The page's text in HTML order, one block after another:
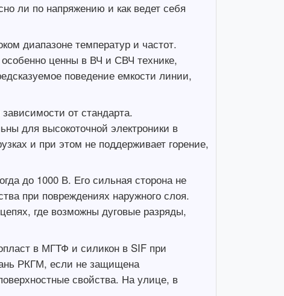
ли по напряжению и как ведет себя
диапазоне температур и частот.
ценны в ВЧ и СВЧ технике,
поведение емкости линии,
от стандарта.
для высокоточной электроники в
и при этом не поддерживает горение,
до 1000 В. Его сильная сторона не
при повреждениях наружного слоя.
где возможны дуговые разряды,
в МГТФ и силикон в SIF при
РКГМ, если не защищена
свойства. На улице, в